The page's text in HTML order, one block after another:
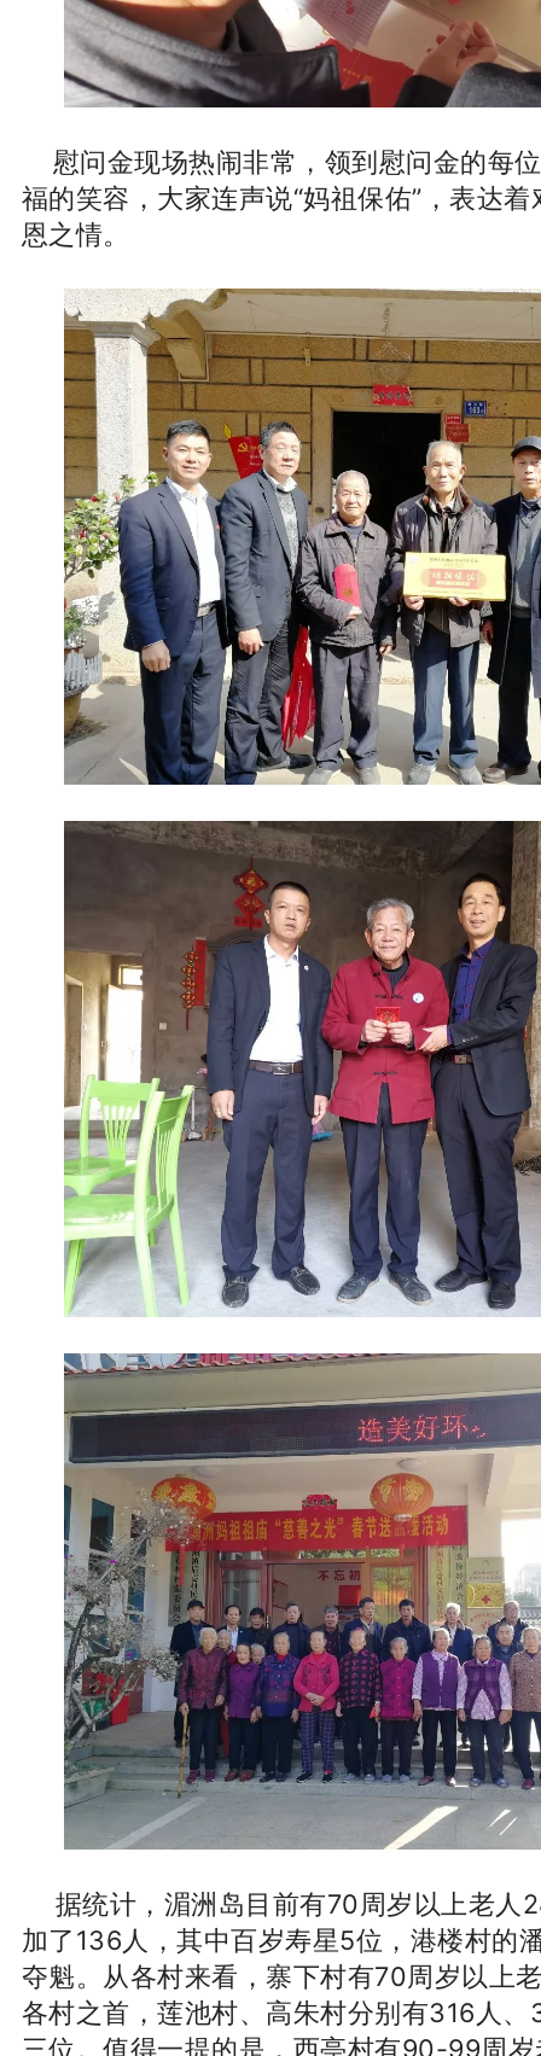
慰问金现场热闹非常，领到慰问金的每
福的笑容，大家连声说“妈祖保佑”，表达
恩之情。
据统计，湄洲岛目前有70周岁以上老人
加了136人，其中百岁寿星5位，港楼村的
夺魁。
从各村来看，寨下村有70周岁以上
各村之首，莲池村、高朱村分别有316人
三位。 值得一提的是，西亭村有90-99周